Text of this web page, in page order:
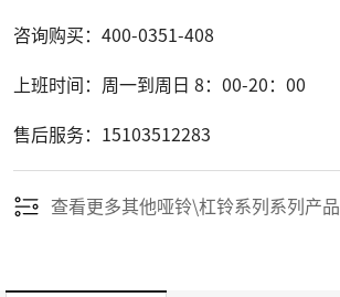
咨询购买：400-0351-408
上班时间：周一到周日 8：00-20：00
售后服务：15103512283
查看更多其他哑铃\杠铃系列系列产品